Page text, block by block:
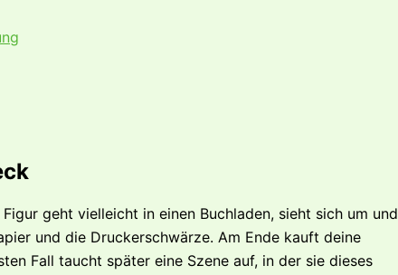
geht vielleicht in einen Buchladen, sieht sich um und
und die Druckerschwärze. Am Ende kauft deine
Fall taucht später eine Szene auf, in der sie dieses